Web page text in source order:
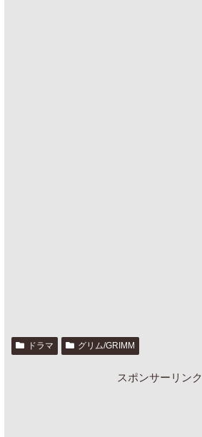
ドラマ グリム/GRIMM
スポンサーリンク